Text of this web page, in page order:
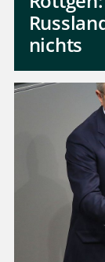
nichts